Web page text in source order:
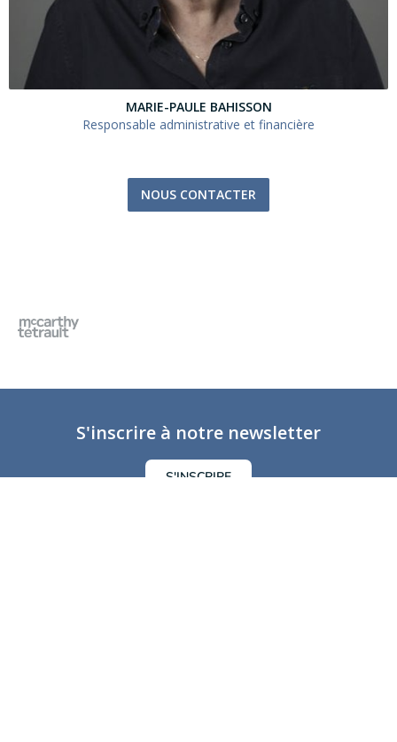
MARIE-PAULE BAHISSON
Responsable administrative et financière
NOUS CONTACTER
S'inscrire à notre newsletter
S'INSCRIRE